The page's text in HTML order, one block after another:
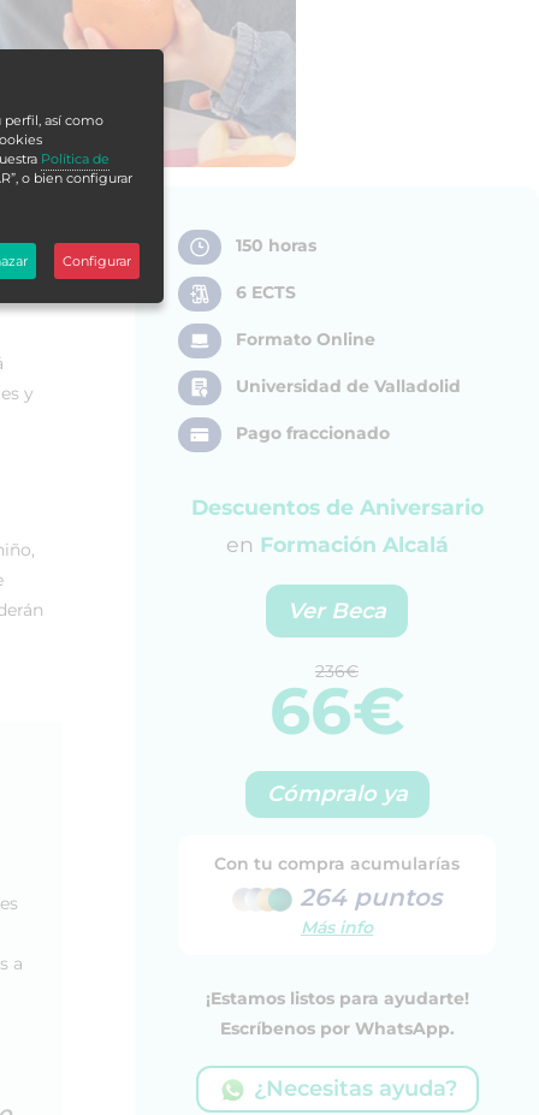
y
a
150 horas
6 ECTS
Formato Online
Universidad de Valladolid
Pago fraccionado
Descuentos de Aniversario
en Formación Alcalá
Ver Beca
236€
66€
Cómpralo ya
Con tu compra acumularías
264 puntos
Más info
¡Estamos listos para ayudarte!
Escríbenos por WhatsApp.
¿Necesitas ayuda?
perfil, así como
Política de
o bien configurar
Configurar